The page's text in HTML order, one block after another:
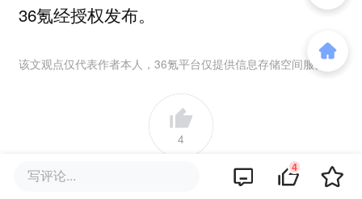
36氪经授权发布。
该文观点仅代表作者本人，36氪平台仅提供信息存储空间服务。
4
写评论... 4